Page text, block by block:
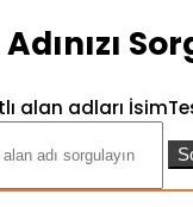
alan adları